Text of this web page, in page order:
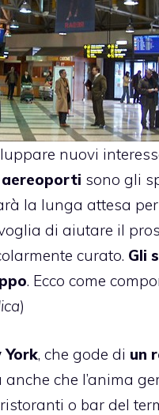
nuovi
sono gli
la lunga attesa
di aiutare il
curato. Gli
. Ecco come
)
York, che gode di un
che l’anima
o bar del